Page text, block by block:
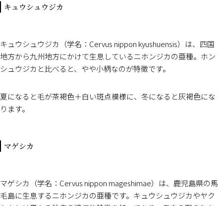
キュウシュウジカ
キュウシュウジカ（学名：Cervus nippon kyushuensis）は、四国
地方から九州地方にかけて生息しているニホンジカの亜種。ホン
シュウジカと比べると、やや小柄なのが特徴です。
夏になると毛が茶褐色＋白い斑点模様に、冬になると灰褐色にな
ります。
マゲシカ
マゲシカ（学名：Cervus nippon mageshimae）は、鹿児島県の馬
毛島に生息するニホンジカの亜種です。キュウシュウジカやヤク